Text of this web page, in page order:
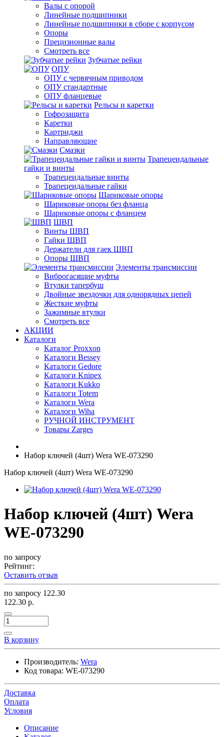
Валы с опорой
Линейные подшипники
Линейные подшипники в сборе с корпусом
Опоры
Прецизионные валы
Смотреть все
Зубчатые рейки
ОПУ
ОПУ с червячным приводом
ОПУ стандартные
ОПУ фланцевые
Рельсы и каретки
Гофрозащита
Каретки
Картриджи
Направляющие
Смазки
Трапецеидальные
гайки и винты
Трапецеидальные винты
Трапецеидальные гайки
Шариковые опоры
Шариковые опоры без фланца
Шариковые опоры с фланцем
ШВП
Винты ШВП
Гайки ШВП
Держатели для гаек ШВП
Опоры ШВП
Элементы трансмиссии
Виброгасящие муфты
Втулки тапербуш
Двойные звездочки для однорядных цепей
Жесткие муфты
Зажимные втулки
Смотреть все
АКЦИИ
Каталоги
Каталог Proxxon
Каталоги Bessey
Каталоги Gedore
Каталоги Knipex
Каталоги Kukko
Каталоги Totem
Каталоги Wera
Каталоги Wiha
РУЧНОЙ ИНСТРУМЕНТ
Товары Zarges
Набор ключей (4шт) Wera WE-073290
Набор ключей (4шт) Wera WE-073290
Набор ключей (4шт) Wera
WE-073290
по запросу
Рейтинг:
Оставить отзыв
по запросу 122.30
122.30 р.
В корзину
Производитель: Wera
Код товара: WE-073290
Доставка
Оплата
Условия
Описание